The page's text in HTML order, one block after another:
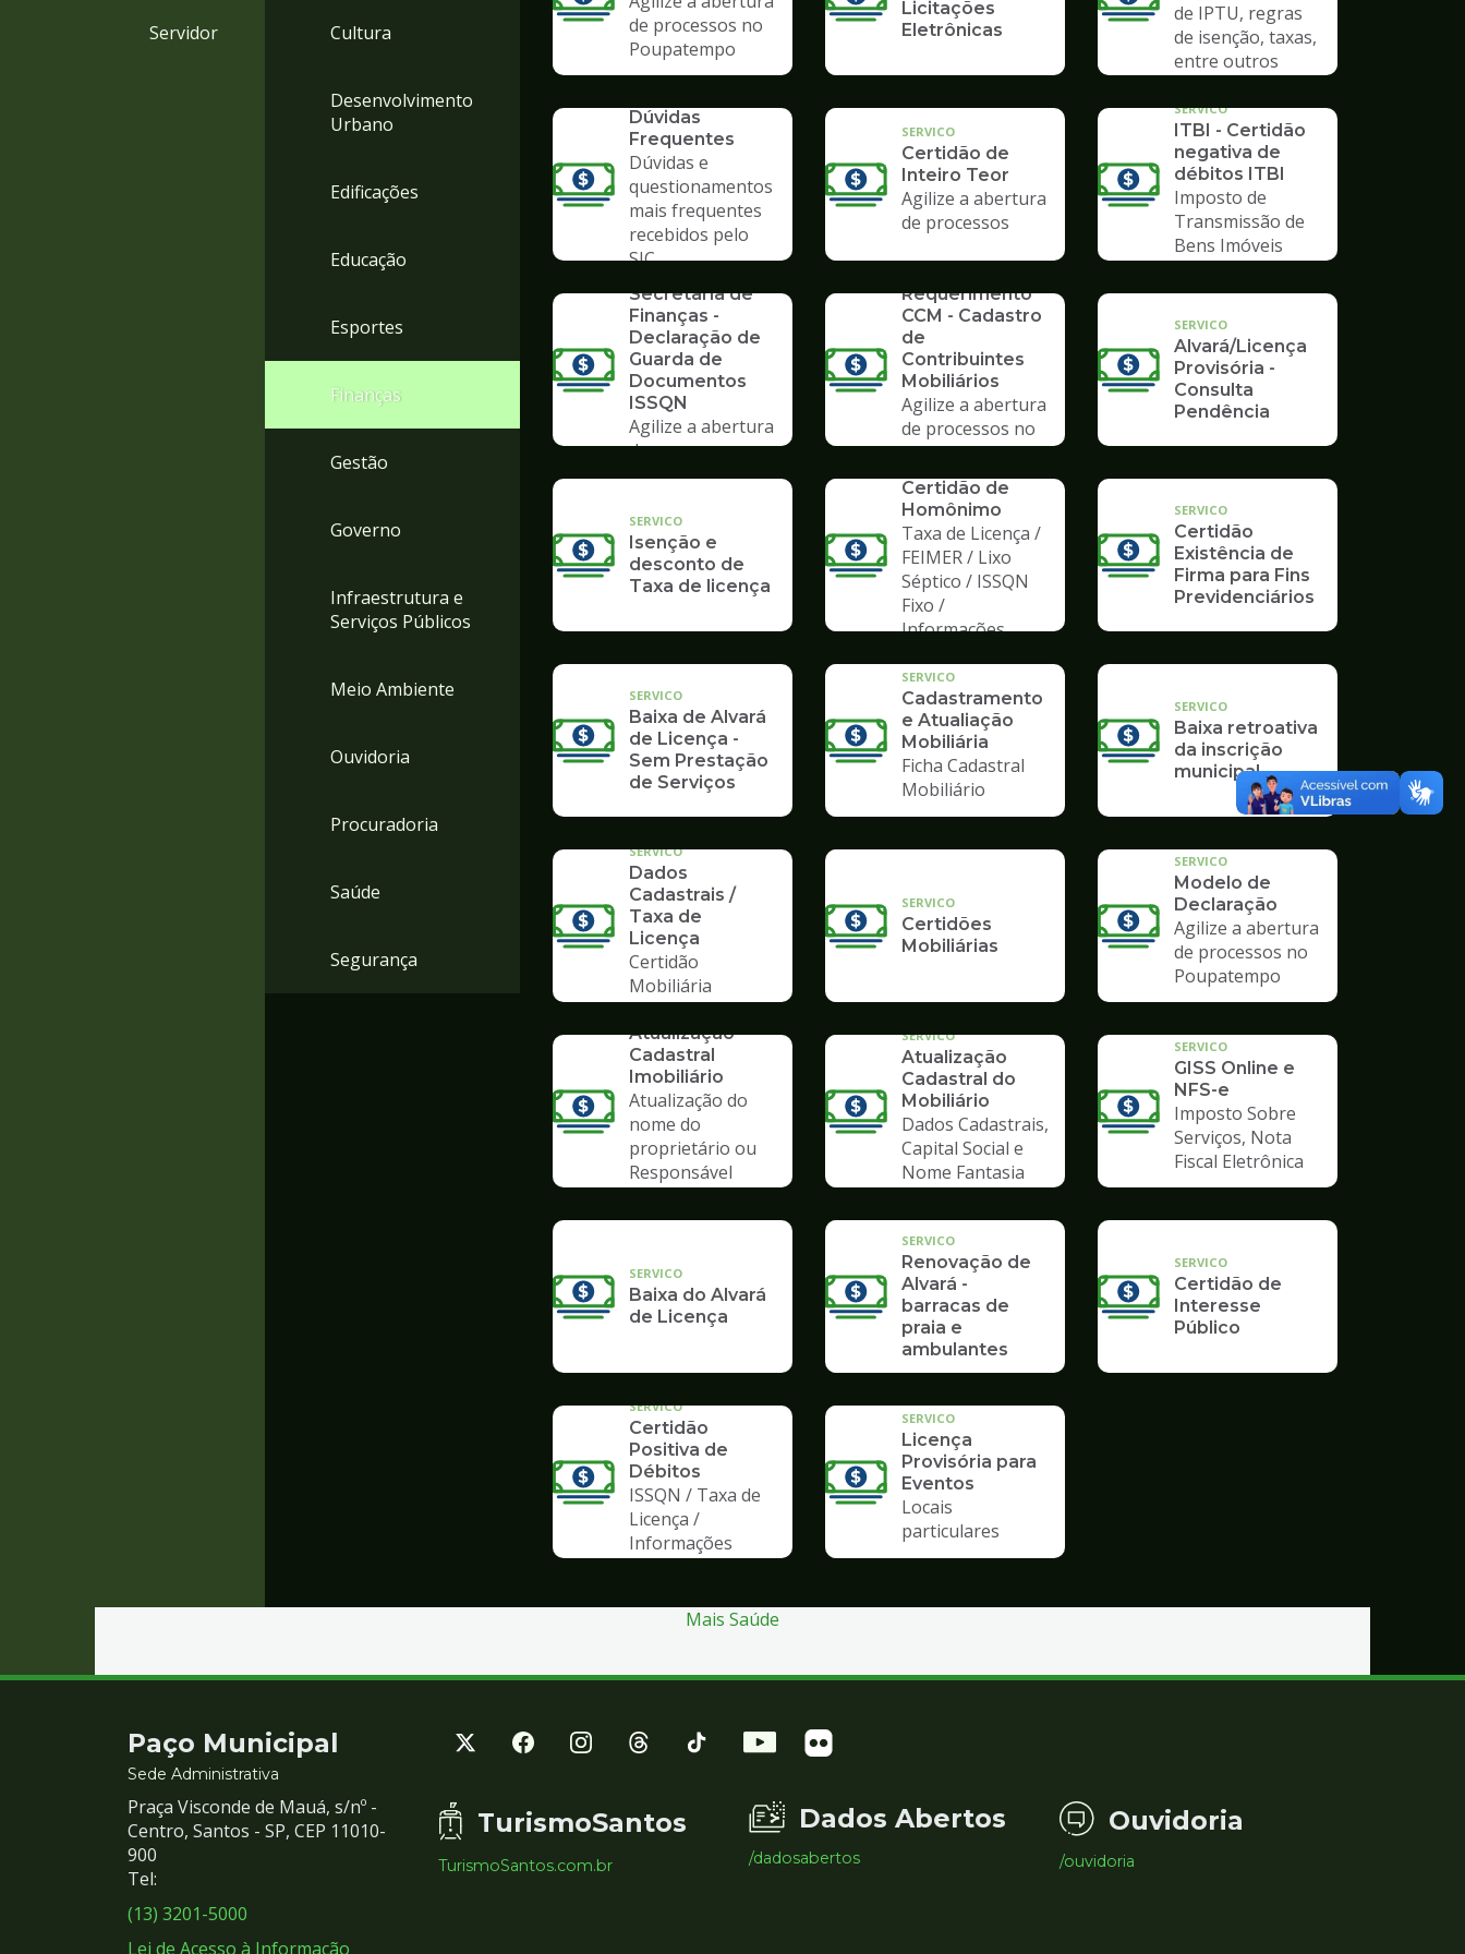
Servidor Cultura
Desenvolvimento
Urbano
Edificações
Educação
Esportes
Finanças
Gestão
Governo
Infraestrutura e
Serviços Públicos
Meio Ambiente
Ouvidoria
Procuradoria
Saúde
Segurança
de processos no
Poupatempo
Licitações
Eletrônicas
de IPTU, regras
de isenção, taxas,
entre outros
Dúvidas
Frequentes
Dúvidas e
questionamentos
mais frequentes
recebidos pelo
SIC
SERVICO
Certidão de
Inteiro Teor
Agilize a abertura
de processos
SERVICO
ITBI - Certidão
negativa de
débitos ITBI
Imposto de
Transmissão de
Bens Imóveis
SERVICO
Secretaria de
Finanças -
Declaração de
Guarda de
Documentos
ISSQN
Agilize a abertura
de processos no
Poupatempo
Requerimento
CCM - Cadastro
de
Contribuintes
Mobiliários
Agilize a abertura
de processos no
Poupatempo
SERVICO
Alvará/Licença
Provisória -
Consulta
Pendência
SERVICO
Isenção e
desconto de
Taxa de licença
Certidão de
Homônimo
Taxa de Licença /
FEIMER / Lixo
Séptico / ISSQN
Fixo /
Informações
SERVICO
Certidão
Existência de
Firma para Fins
Previdenciários
SERVICO
Baixa de Alvará
de Licença -
Sem Prestação
de Serviços
SERVICO
Cadastramento
e Atualiação
Mobiliária
Ficha Cadastral
Mobiliário
SERVICO
Baixa retroativa
da inscrição
municipal
SERVICO
Dados
Cadastrais /
Taxa de
Licença
Certidão
Mobiliária
SERVICO
Certidões
Mobiliárias
SERVICO
Modelo de
Declaração
Agilize a abertura
de processos no
Poupatempo
Atualização
Cadastral
Imobiliário
Atualização do
nome do
proprietário ou
Responsável
SERVICO
Atualização
Cadastral do
Mobiliário
Dados Cadastrais,
Capital Social e
Nome Fantasia
SERVICO
GISS Online e
NFS-e
Imposto Sobre
Serviços, Nota
Fiscal Eletrônica
SERVICO
Baixa do Alvará
de Licença
SERVICO
Renovação de
Alvará -
barracas de
praia e
ambulantes
SERVICO
Certidão de
Interesse
Público
SERVICO
Certidão
Positiva de
Débitos
ISSQN / Taxa de
Licença /
Informações
SERVICO
Licença
Provisória para
Eventos
Locais
particulares
Mais Saúde
Contato
e
Redes
Sociais
Paço Municipal
Sede Administrativa
Praça Visconde de Mauá, s/nº -
Centro, Santos - SP, CEP 11010-
900
Tel:
(13) 3201-5000
Lei de Acesso à Informação
TurismoSantos
TurismoSantos.com.br
Dados Abertos
/dadosabertos
Ouvidoria
/ouvidoria